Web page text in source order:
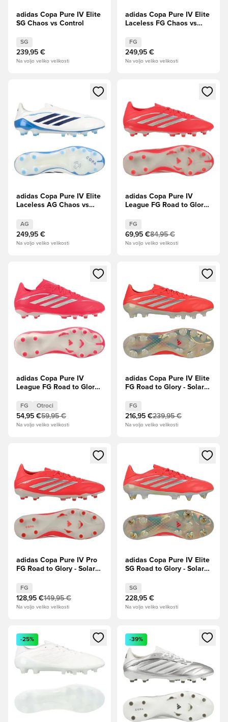
adidas Copa Pure IV Elite
SG Chaos vs Control
SG
239,95 €
Na voljo veliko velikosti
adidas Copa Pure IV Elite
Laceless FG Chaos vs
FG
249,95 €
Na voljo veliko velikosti
Odpre Modal za prijavo ali vpis kot član
adidas Copa Pure IV Elite
Laceless AG Chaos vs
AG
249,95 €
Na voljo veliko velikosti
Odpre Modal za prijavo ali
adidas Copa Pure IV
League FG Road to Glory -
kost/Jedro črna
FG
69,95 €84,95 €
Na voljo veliko velikosti
Odpre Modal za prijavo ali vpis kot član
adidas Copa Pure IV
League FG Road to Glory -
kost/Jedro črna Otroci
FG Otroci
54,95 €59,95 €
Na voljo veliko velikosti
Odpre Modal za prijavo ali
adidas Copa Pure IV Elite
FG Road to Glory - Solar
črna
FG
216,95 €239,95 €
Na voljo veliko velikosti
Odpre Modal za prijavo ali vpis kot član
adidas Copa Pure IV Pro
FG Road to Glory - Solar
črna
FG
128,95 €149,95 €
Na voljo veliko velikosti
Odpre Modal za prijavo ali
adidas Copa Pure IV Elite
SG Road to Glory - Solar
črna
SG
228,95 €
Na voljo veliko velikosti
Odpre Modal za prijavo ali vpis kot član
-25%
Odpre Modal za prijavo ali
-39%